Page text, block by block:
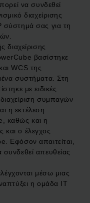
να συνδεθεί
διαχείρισης
σύστημά σας για τη
διαχείρισης
βασίστηκε
WCS της
συστήματα. Στη
με ειδικές
διαχείριση συμπαγών
η εκτέλεση
καθώς και η
ο έλεγχος
Εφόσον απαιτείται,
απευθείας
μέσω μιας
η ομάδα IT